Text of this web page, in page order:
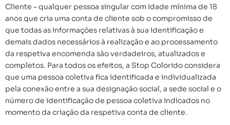
Cliente – qualquer pessoa singular com idade mínima de 18
anos que cria uma conta de cliente sob o compromisso de
que todas as informações relativas à sua identificação e
demais dados necessários à realização e ao processamento
da respetiva encomenda são verdadeiros, atualizados e
completos. Para todos os efeitos, a Stop Colorido considera
que uma pessoa coletiva fica identificada e individualizada
pela conexão entre a sua designação social, a sede social e o
número de identificação de pessoa coletiva indicados no
momento da criação da respetiva conta de cliente.